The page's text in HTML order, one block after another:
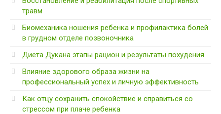
травм
Биомеханика ношения ребенка и профилактика болей
в грудном отделе позвоночника
Диета Дукана этапы рацион и результаты похудения
Влияние здорового образа жизни на
профессиональный успех и личную эффективность
Как отцу сохранить спокойствие и справиться со
стрессом при плаче ребенка